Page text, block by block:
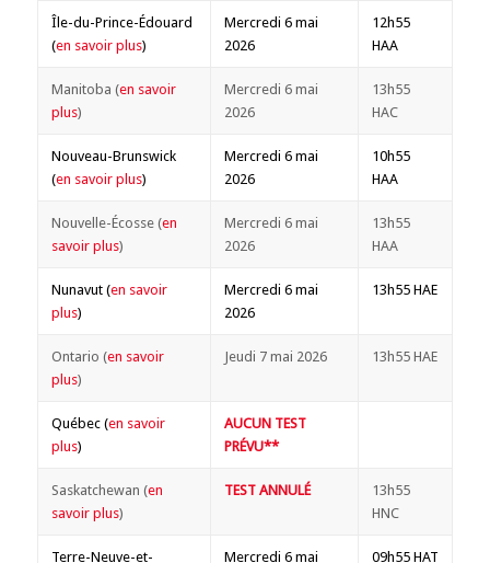
Île-du-Prince-Édouard
(en savoir plus)
Mercredi 6 mai
2026
12h55
HAA
Manitoba (en savoir
plus)
Mercredi 6 mai
2026
13h55
HAC
Nouveau-Brunswick
(en savoir plus)
Mercredi 6 mai
2026
10h55
HAA
Nouvelle-Écosse (en
savoir plus)
Mercredi 6 mai
2026
13h55
HAA
Nunavut (en savoir
plus)
Mercredi 6 mai
2026
13h55 HAE
Ontario (en savoir
plus)
Jeudi 7 mai 2026 13h55 HAE
Québec (en savoir
plus)
AUCUN TEST
PRÉVU**
Saskatchewan (en
savoir plus)
TEST ANNULÉ
13h55
HNC
Terre-Neuve-et- Mercredi 6 mai 09h55 HAT